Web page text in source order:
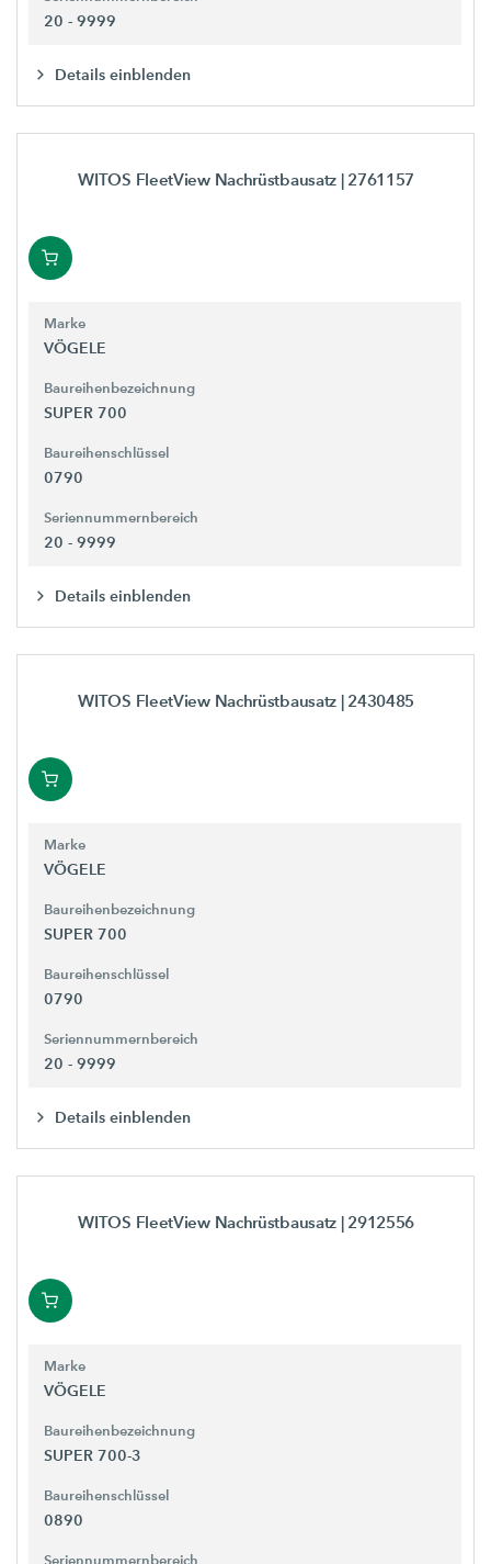
20 - 9999
Details einblenden
WITOS FleetView Nachrüstbausatz | 2761157
Marke
VÖGELE
Baureihenbezeichnung
SUPER 700
Baureihenschlüssel
0790
Seriennummernbereich
20 - 9999
Details einblenden
WITOS FleetView Nachrüstbausatz | 2430485
Marke
VÖGELE
Baureihenbezeichnung
SUPER 700
Baureihenschlüssel
0790
Seriennummernbereich
20 - 9999
Details einblenden
WITOS FleetView Nachrüstbausatz | 2912556
Marke
VÖGELE
Baureihenbezeichnung
SUPER 700-3
Baureihenschlüssel
0890